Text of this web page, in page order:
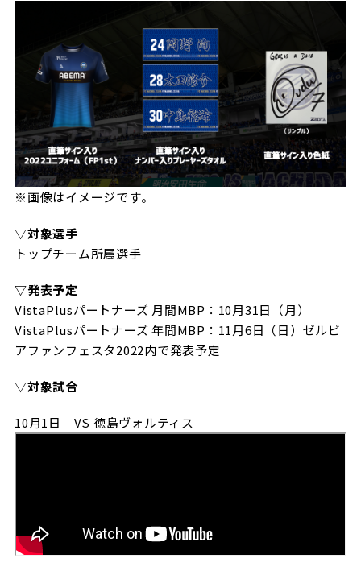
※画像はイメージです。
▽対象選手
トップチーム所属選手
▽発表予定
VistaPlusパートナーズ 月間MBP：10月31日（月）
VistaPlusパートナーズ 年間MBP：11月6日（日）ゼルビ
アファンフェスタ2022内で発表予定
▽対象試合
10月1日 VS 徳島ヴォルティス